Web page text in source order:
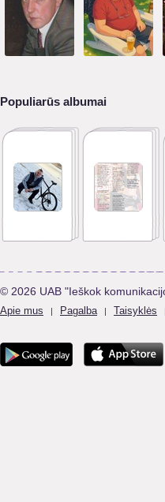
Populiarūs albumai
© 2026 UAB "Ieškok
Apie mus | Pagalba | Taisyklės